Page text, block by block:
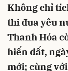
Không chỉ
thi đua yêu
Thanh Hóa
hiến đất,
mới; cùng